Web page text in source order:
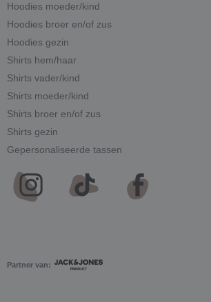
Hoodies moeder/kind
Hoodies broer en/of zus
Hoodies gezin
Shirts hem/haar
Shirts vader/kind
Shirts moeder/kind
Shirts broer en/of zus
Shirts gezin
Gepersonaliseerde tassen
Partner van: